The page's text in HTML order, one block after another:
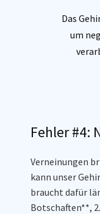
Das
um
Fehler #4:
Verneinungen
kann unser
braucht dafür
Botschaften**,